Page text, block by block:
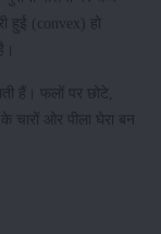
हुई (convex) हो
हैं। फलों पर छोटे,
चारों ओर पीला घेरा बन